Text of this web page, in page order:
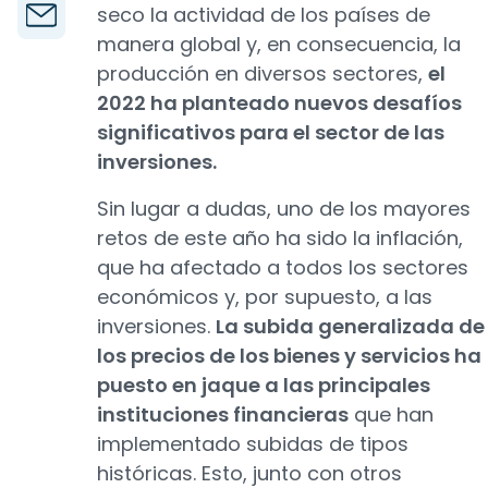
seco la actividad de los países de
manera global y, en consecuencia, la
producción en diversos sectores, el
2022 ha planteado nuevos desafíos
significativos para el sector de las
inversiones.
Sin lugar a dudas, uno de los mayores
retos de este año ha sido la inflación,
que ha afectado a todos los sectores
económicos y, por supuesto, a las
inversiones. La subida generalizada de
los precios de los bienes y servicios ha
puesto en jaque a las principales
instituciones financieras que han
implementado subidas de tipos
históricas. Esto, junto con otros